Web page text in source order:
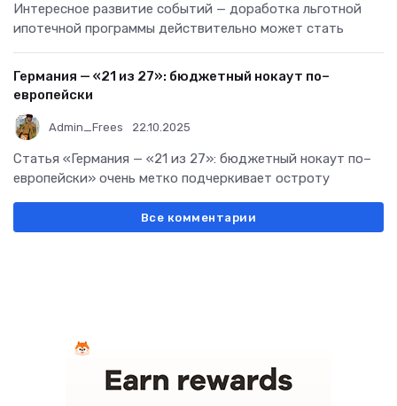
Интересное развитие событий — доработка льготной
ипотечной программы действительно может стать
Германия — «21 из 27»: бюджетный нокаут по–
европейски
Admin_Frees 22.10.2025
Статья «Германия — «21 из 27»: бюджетный нокаут по–
европейски» очень метко подчеркивает остроту
Все комментарии